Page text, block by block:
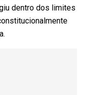
dentro dos limites